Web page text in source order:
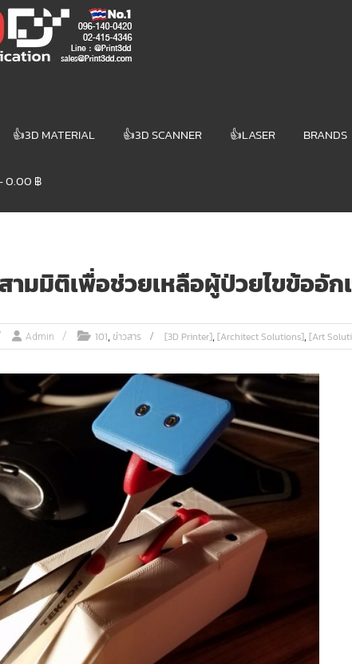
|
👍3D MATERIAL 👍3D SCANNER 👍LASER BRANDS
0.00 ฿
มมิติเพื่อช่วยเหลือผู้ป่วยไขข้ออัก
Admin 101,ข่าวสาร [3D Printer],[Architect Solutions],[Art